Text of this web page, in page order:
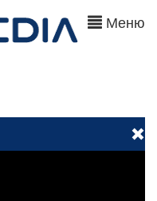
Меню